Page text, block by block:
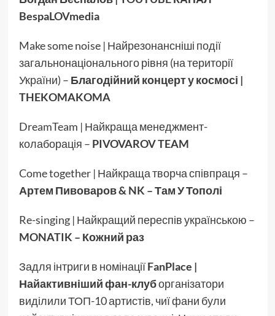
BespaLOVmedia
Make some noise | Найрезонансніші події
загальнонаціонального рівня (на території
України) – Благодійний концерт у космосі |
THEKOMAKOMA
DreamTeam | Найкраща менеджмент-
колаборація – PIVOVAROV TEAM
Come together | Найкраща творча співпраця –
Артем Пивоваров & NK – Там У Тополі
Re-singing | Найкращий переспів українською –
MONATIK – Кожний раз
Задля інтриги в номінаціїFanPlace |
Найактивніший фан-клуборганізатори
виділили ТОП-10 артистів, чиї фани були